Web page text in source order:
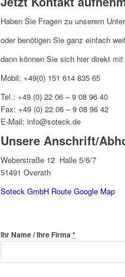
Haben Sie Fragen zu unserem
oder benötigen Sie ganz einfach
dann können Sie sich hier direkt
Mobil: +49(0) 151 614 835 65
Tel.: +49 (0) 22 06 – 9 08 96 40
Fax: +49 (0) 22 06 – 9 08 96 42
E-Mail: info@soteck.de
Unsere Anschrift/
Weberstraße 12 Halle 5/6/7
51491 Overath
Soteck GmbH Route Google Map
Ihr Name / Ihre Firma *